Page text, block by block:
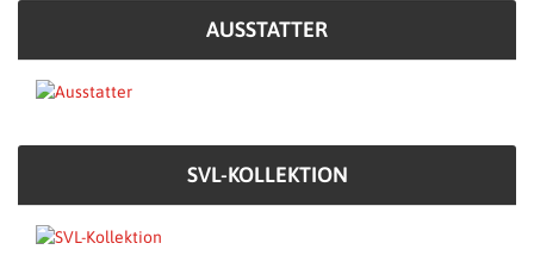
AUSSTATTER
SVL-KOLLEKTION